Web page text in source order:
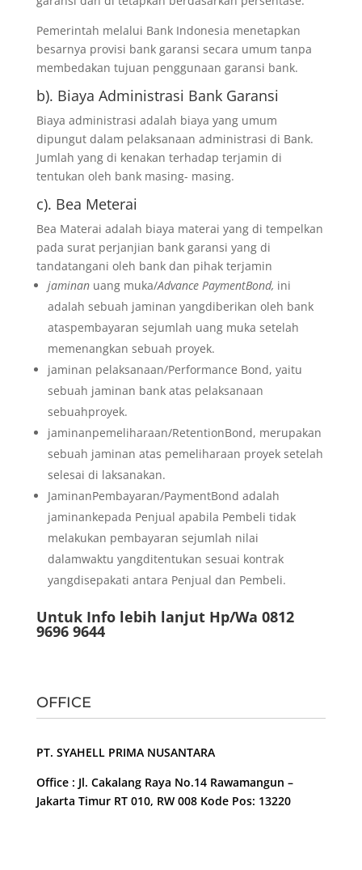
Pemerintah melalui Bank Indonesia menetapkan
besarnya provisi bank garansi secara umum tanpa
membedakan tujuan penggunaan garansi bank.
b). Biaya Administrasi Bank Garansi
Biaya administrasi adalah biaya yang umum
dipungut dalam pelaksanaan administrasi di Bank.
Jumlah yang di kenakan terhadap terjamin di
tentukan oleh bank masing- masing.
c). Bea Meterai
Bea Materai adalah biaya materai yang di tempelkan
pada surat perjanjian bank garansi yang di
tandatangani oleh bank dan pihak terjamin
jaminan uang muka/Advance PaymentBond, ini
adalah sebuah jaminan yangdiberikan oleh bank
ataspembayaran sejumlah uang muka setelah
memenangkan sebuah proyek.
jaminan pelaksanaan/Performance Bond, yaitu
sebuah jaminan bank atas pelaksanaan
sebuahproyek.
jaminanpemeliharaan/RetentionBond, merupakan
sebuah jaminan atas pemeliharaan proyek setelah
selesai di laksanakan.
JaminanPembayaran/PaymentBond adalah
jaminankepada Penjual apabila Pembeli tidak
melakukan pembayaran sejumlah nilai
dalamwaktu yangditentukan sesuai kontrak
yangdisepakati antara Penjual dan Pembeli.
Untuk Info lebih lanjut Hp/Wa 0812
9696 9644
OFFICE
PT. SYAHELL PRIMA NUSANTARA
Office : Jl. Cakalang Raya No.14 Rawamangun –
Jakarta Timur RT 010, RW 008 Kode Pos: 13220